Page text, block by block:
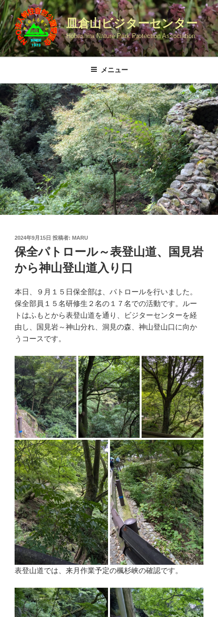
コ
ン
テ
ン
ツ
キ
ッ
プ
皿倉山ビジターセンター
Hobashira Nature Park Protection Association
メニュー
投
稿
日:
2024年9月15日 投稿者: MARU
保全パトロール～表登山道、国見岩
から神山登山道入り口
本日、９月１５日保全部は、パトロールを行いました。
保全部員１５名研修生２名の１７名での活動です。ルー
トはふもとから表登山道を通り、ビジターセンターを経
由し、国見岩～神山分れ、洞見の森、神山登山口に向か
うコースです。
表登山道では、来月作業予定の楓杉峡の確認です。